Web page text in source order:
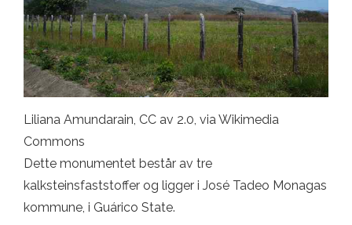
Liliana Amundarain, CC av 2.0, via Wikimedia
Commons
Dette monumentet består av tre
kalksteinsfaststoffer og ligger i José Tadeo Monagas
kommune, i Guárico State.